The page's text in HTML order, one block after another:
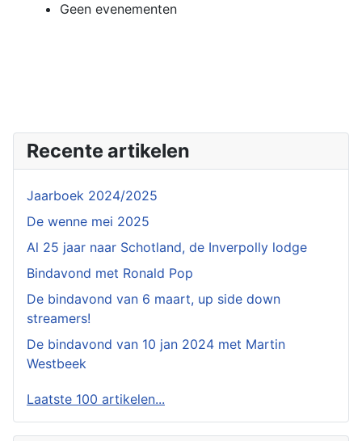
Geen evenementen
Recente artikelen
Jaarboek 2024/2025
De wenne mei 2025
Al 25 jaar naar Schotland, de Inverpolly lodge
Bindavond met Ronald Pop
De bindavond van 6 maart, up side down
streamers!
De bindavond van 10 jan 2024 met Martin
Westbeek
Laatste 100 artikelen...